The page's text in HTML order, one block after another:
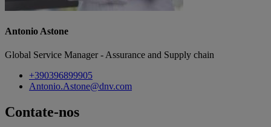
Antonio Astone
Global Service Manager - Assurance and Supply chain
+390396899905
Antonio.Astone@dnv.com
Contate-nos